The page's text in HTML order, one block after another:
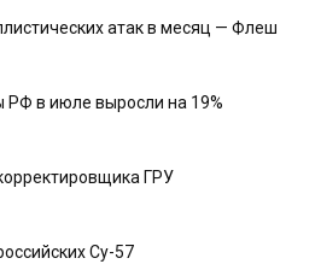
атак в месяц — Флеш
РФ в июле выросли на 19%
ГРУ
Су-57